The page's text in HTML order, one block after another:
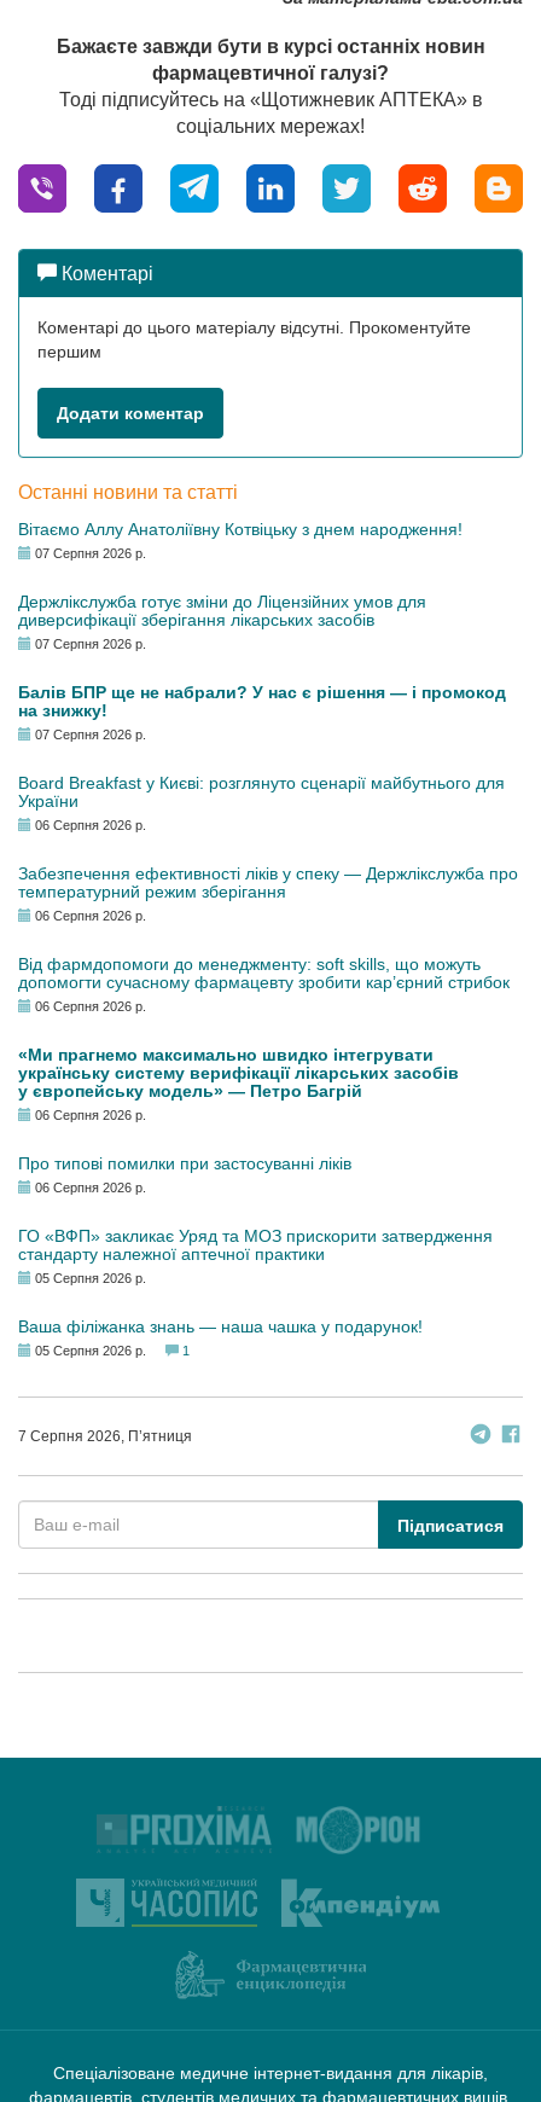
Бажаєте завжди бути в курсі останніх новин
фармацевтичної галузі?
Тоді підписуйтесь на «Щотижневик АПТЕКА» в
соціальних мережах!
Коментарі
Коментарі до цього матеріалу відсутні. Прокоментуйте
першим
Додати коментар
Останні новини та статті
Вітаємо Аллу Анатоліївну Котвіцьку з днем народження!
07 Серпня 2026 р.
Держлікслужба готує зміни до Ліцензійних умов для
диверсифікації зберігання лікарських засобів
07 Серпня 2026 р.
Балів БПР ще не набрали? У нас є рішення — і промокод
на знижку!
07 Серпня 2026 р.
Board Breakfast у Києві: розглянуто сценарії майбутнього для
України
06 Серпня 2026 р.
Забезпечення ефективності ліків у спеку — Держлікслужба про
температурний режим зберігання
06 Серпня 2026 р.
Від фармдопомоги до менеджменту: soft skills, що можуть
допомогти сучасному фармацевту зробити кар’єрний стрибок
06 Серпня 2026 р.
«Ми прагнемо максимально швидко інтегрувати
українську систему верифікації лікарських засобів
у європейську модель» — Петро Багрій
06 Серпня 2026 р.
Про типові помилки при застосуванні ліків
06 Серпня 2026 р.
ГО «ВФП» закликає Уряд та МОЗ прискорити затвердження
стандарту належної аптечної практики
05 Серпня 2026 р.
Ваша філіжанка знань — наша чашка у подарунок!
05 Серпня 2026 р. 1
7 Серпня 2026, П’ятниця
Підписатися
Спеціалізоване медичне інтернет-видання для лікарів,
фармацевтів, студентів медичних та фармацевтичних вишів.